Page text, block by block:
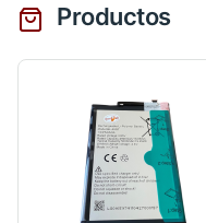
Productos